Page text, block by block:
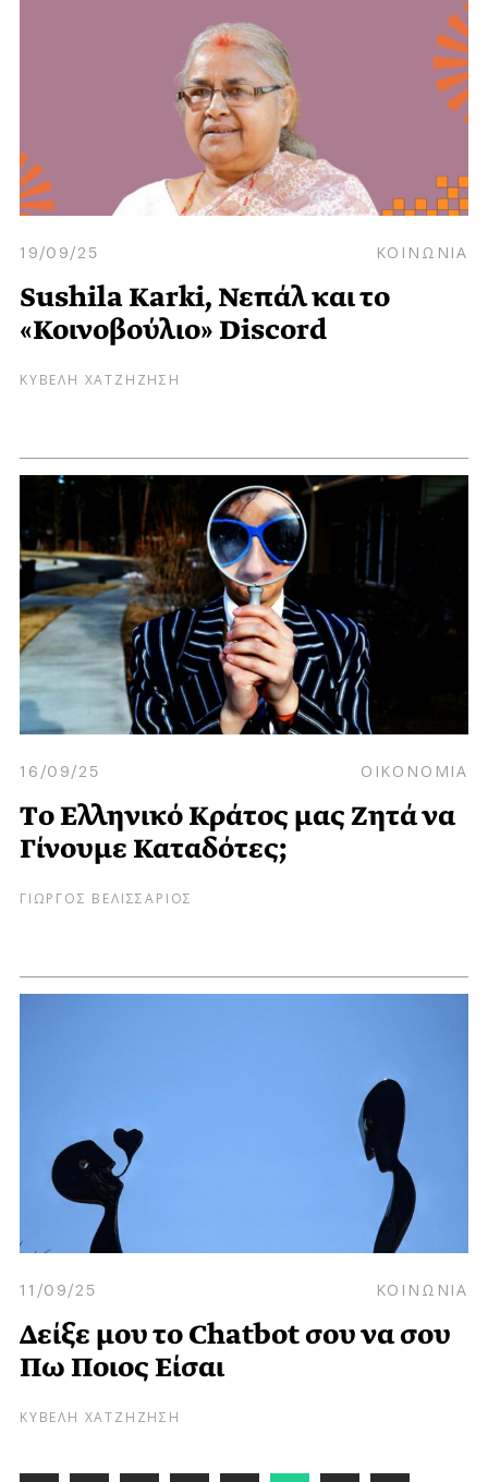
19/09/25 ΚΟΙΝΩΝΙΑ
Sushila Karki, Νεπάλ και το
«Κοινοβούλιο» Discord
ΚΥΒΕΛΗ ΧΑΤΖΗΖΗΣΗ
16/09/25 ΟΙΚΟΝΟΜΙΑ
Tο Eλληνικό Kράτος μας Ζητά να
Γίνουμε Καταδότες;
ΓΙΩΡΓΟΣ ΒΕΛΙΣΣΑΡΙΟΣ
11/09/25 ΚΟΙΝΩΝΙΑ
Δείξε μου το Chatbot σου να σου
Πω Ποιος Είσαι
ΚΥΒΕΛΗ ΧΑΤΖΗΖΗΣΗ